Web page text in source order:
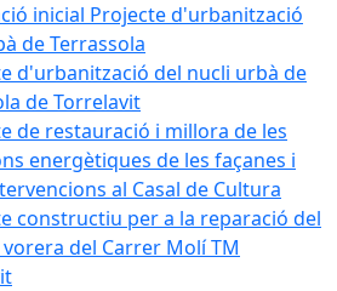
inicial Projecte d'urbanització
de Terrassola
d'urbanització del nucli urbà de
de Torrelavit
de restauració i millora de les
energètiques de les façanes i
al Casal de Cultura
constructiu per a la reparació del
del Carrer Molí TM